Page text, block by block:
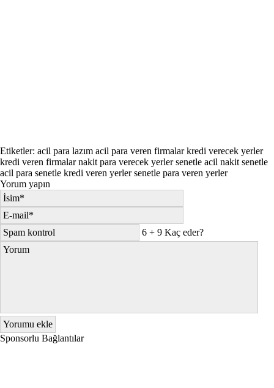
Etiketler: acil para lazım acil para veren firmalar kredi verecek yerler
kredi veren firmalar nakit para verecek yerler senetle acil nakit senetle
acil para senetle kredi veren yerler senetle para veren yerler
Yorum yapın
6 + 9 Kaç eder?
Sponsorlu Bağlantılar